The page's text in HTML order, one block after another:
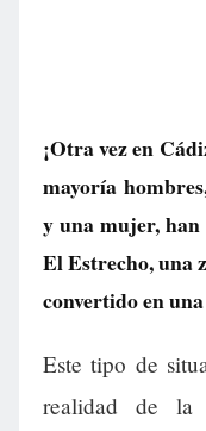
¡Otra vez en
mayoría
y una mujer, han
El Estrecho, una
convertido en
Este tipo de
realidad de la